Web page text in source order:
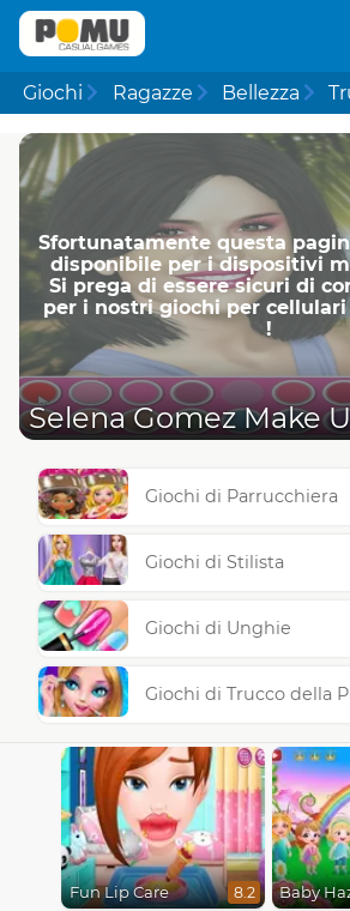
Giochi Ragazze Bellezza
Sfortunatamente questa
disponibile per i dispositivi
Si prega di essere sicuri di
per i nostri giochi per
!
Selena Gomez Make
Giochi di Parrucchiera
Giochi di Stilista
Giochi di Unghie
Giochi di Trucco della
Fun Lip Care 8.2